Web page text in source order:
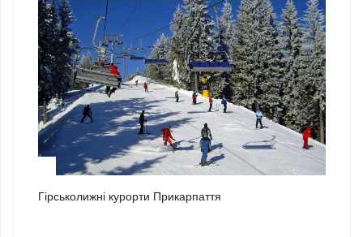
Гірськолижні курорти Прикарпаття